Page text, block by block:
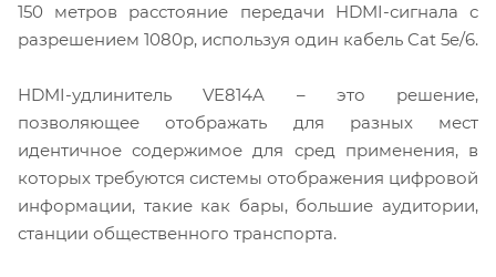
150 метров расстояние передачи HDMI-сигнала с
разрешением 1080p, используя один кабель Cat 5e/6.
HDMI-удлинитель VE814A – это решение,
позволяющее отображать для разных мест
идентичное содержимое для сред применения, в
которых требуются системы отображения цифровой
информации, такие как бары, большие аудитории,
станции общественного транспорта.